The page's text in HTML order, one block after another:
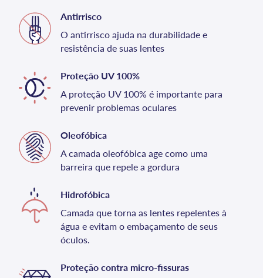
Antirrisco
O antirrisco ajuda na durabilidade e
resistência de suas lentes
Proteção UV 100%
A proteção UV 100% é importante para
prevenir problemas oculares
Oleofóbica
A camada oleofóbica age como uma
barreira que repele a gordura
Hidrofóbica
Camada que torna as lentes repelentes à
água e evitam o embaçamento de seus
óculos.
Proteção contra micro-fissuras